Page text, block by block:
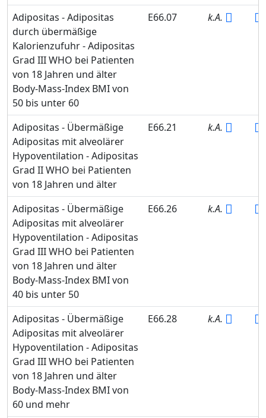
Adipositas - Adipositas
durch übermäßige
Kalorienzufuhr - Adipositas
Grad III WHO bei Patienten
von 18 Jahren und älter
Body-Mass-Index BMI von
50 bis unter 60
E66.07 k.A.
Adipositas - Übermäßige
Adipositas mit alveolärer
Hypoventilation - Adipositas
Grad II WHO bei Patienten
von 18 Jahren und älter
E66.21 k.A.
Adipositas - Übermäßige
Adipositas mit alveolärer
Hypoventilation - Adipositas
Grad III WHO bei Patienten
von 18 Jahren und älter
Body-Mass-Index BMI von
40 bis unter 50
E66.26 k.A.
Adipositas - Übermäßige
Adipositas mit alveolärer
Hypoventilation - Adipositas
Grad III WHO bei Patienten
von 18 Jahren und älter
Body-Mass-Index BMI von
60 und mehr
E66.28 k.A.